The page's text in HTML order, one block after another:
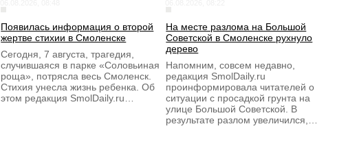
Появилась информация о второй
жертве стихии в Смоленске
Сегодня, 7 августа, трагедия,
случившаяся в парке «Соловьиная
роща», потрясла весь Смоленск.
Стихия унесла жизнь ребенка. Об
этом редакция SmolDaily.ru…
На месте разлома на Большой
Советской в Смоленске рухнуло
дерево
Напомним, совсем недавно,
редакция SmolDaily.ru
проинформировала читателей о
ситуации с просадкой грунта на
улице Большой Советской. В
результате разлом увеличился,…